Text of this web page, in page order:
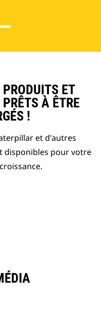
PRODUITS ET
À ÊTRE
!
et d'autres
pour votre